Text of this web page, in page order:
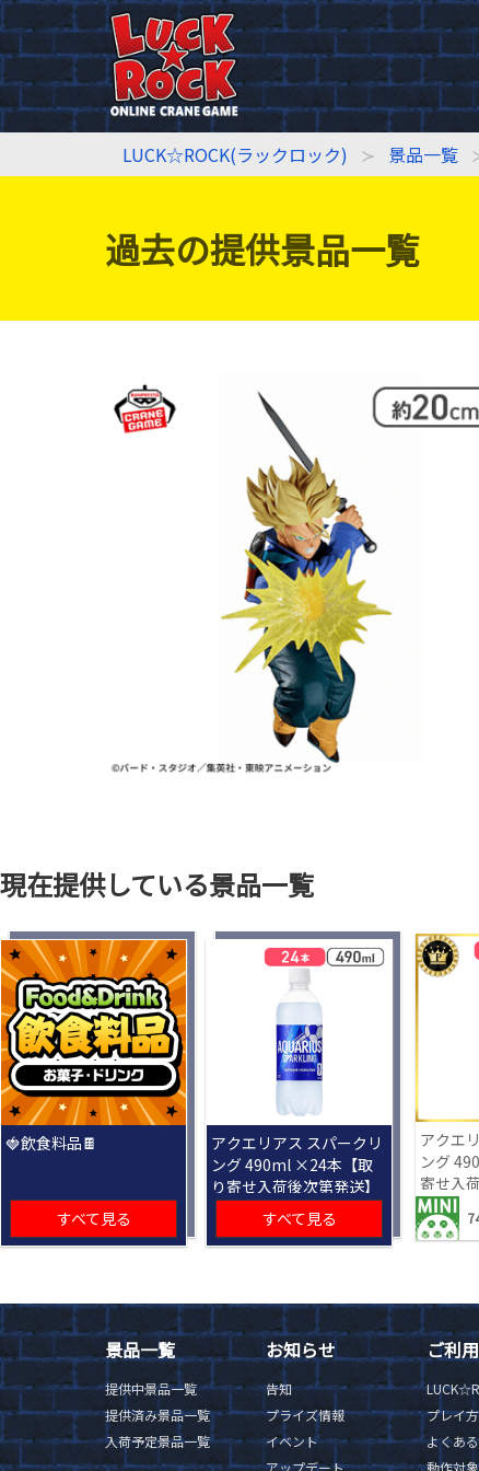
LUCK☆ROCK(ラックロック) 景品一覧
過去の提供景品一覧
現在提供している景品一覧
🍓飲食料品🍫
すべて見る
アクエリアス スパークリ
ング 490ml ×24本【取
り寄せ入荷後次第発送】
すべて見る
アクエ
ング
寄せ入
景品一覧
提供中景品一覧
提供済み景品一覧
入荷予定景品一覧
お知らせ
告知
プライズ情報
イベント
アップデート
ご利
プレイ
よくあ
動作対